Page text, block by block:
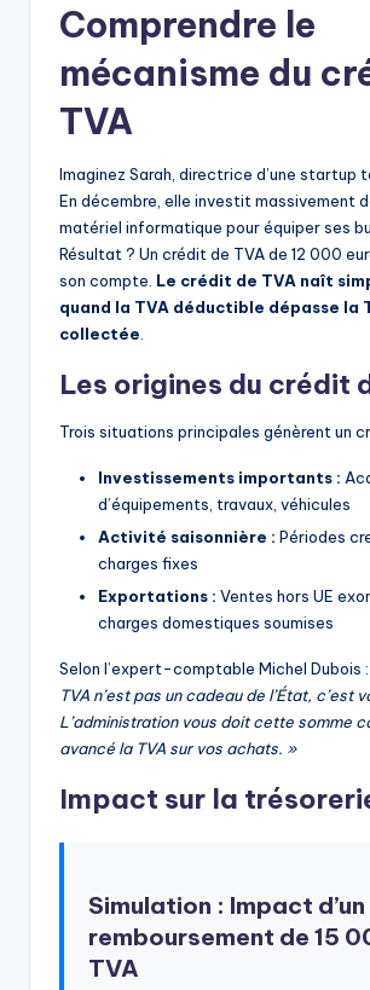
Comprendre le
mécanisme du
TVA
Imaginez Sarah, directrice d’une startup
En décembre, elle investit massivement
matériel informatique pour équiper ses
Résultat ? Un crédit de TVA de 12 000
son compte. Le crédit de TVA naît
quand la TVA déductible dépasse la
collectée
Les origines du crédit
Trois situations principales génèrent un
Investissements importants :
d’équipements, travaux, véhicules
Activité saisonnière : Périodes
charges fixes
Exportations : Ventes hors UE
charges domestiques soumises
Selon l’expert-comptable Michel Dubois :
TVA n’est pas un cadeau de l’État, c’est
L’administration vous doit cette somme
avancé la TVA sur vos achats. »
Impact sur la
Simulation : Impact d’un
remboursement de 15
TVA